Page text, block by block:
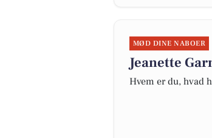
MØD DINE NABOER
Jeanette
Hvem er du, hvad